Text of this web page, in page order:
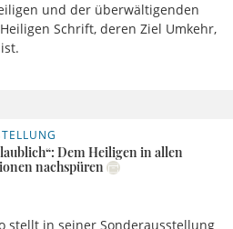
und der überwältigenden
Schrift, deren Ziel Umkehr,
Dem Heiligen in allen
nachspüren
stellt in seiner Sonderausstellung